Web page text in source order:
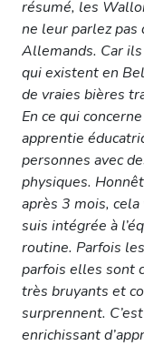
résumé, les
ne leur parlez
Allemands. Car
qui existent en
de vraies bières
En ce qui
apprentie
personnes avec
physiques.
après 3 mois,
suis intégrée à
routine. Parfois
parfois elles sont
très bruyants et
surprennent.
enrichissant